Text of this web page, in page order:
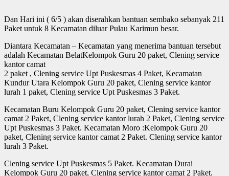
Dan Hari ini ( 6/5 ) akan diserahkan bantuan sembako sebanyak 211
Paket untuk 8 Kecamatan diluar Pulau Karimun besar.
Diantara Kecamatan – Kecamatan yang menerima bantuan tersebut
adalah Kecamatan BelatKelompok Guru 20 paket, Clening service
kantor camat
2 paket , Clening service Upt Puskesmas 4 Paket, Kecamatan
Kundur Utara Kelompok Guru 20 paket, Clening service kantor
lurah 1 paket, Clening service Upt Puskesmas 3 Paket.
Kecamatan Buru Kelompok Guru 20 paket, Clening service kantor
camat 2 Paket, Clening service kantor lurah 2 Paket, Clening service
Upt Puskesmas 3 Paket. Kecamatan Moro :Kelompok Guru 20
paket, Clening service kantor camat 2 Paket. Clening service kantor
lurah 3 Paket.
Clening service Upt Puskesmas 5 Paket. Kecamatan Durai
Kelompok Guru 20 paket, Clening service kantor camat 2 Paket.